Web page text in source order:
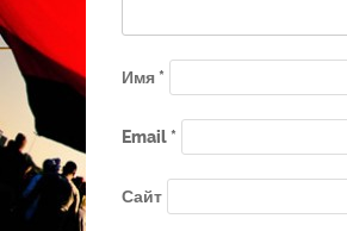
Имя*
Email*
Сайт